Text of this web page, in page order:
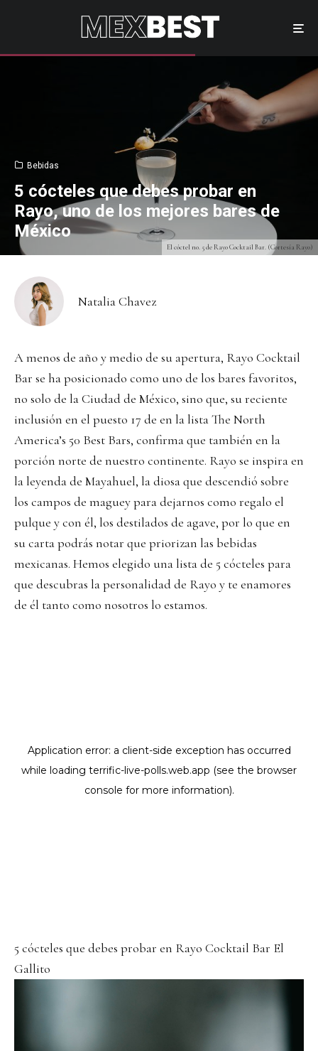
El cóctel no. 5 de Rayo Cocktail Bar. (Cortesía Rayo)
Bebidas
5 cócteles que debes probar en
Rayo, uno de los mejores bares de
México
Natalia Chavez
A menos de año y medio de su apertura, Rayo Cocktail
Bar se ha posicionado como uno de los bares favoritos,
no solo de la Ciudad de México, sino que, su reciente
inclusión en el puesto 17 de en la lista The North
America’s 50 Best Bars, confirma que también en la
porción norte de nuestro continente. Rayo se inspira en
la leyenda de Mayahuel, la diosa que descendió sobre
los campos de maguey para dejarnos como regalo el
pulque y con él, los destilados de agave, por lo que en
su carta podrás notar que priorizan las bebidas
mexicanas. Hemos elegido una lista de 5 cócteles para
que descubras la personalidad de Rayo y te enamores
de él tanto como nosotros lo estamos.
5 cócteles que debes probar en Rayo Cocktail Bar El
Gallito